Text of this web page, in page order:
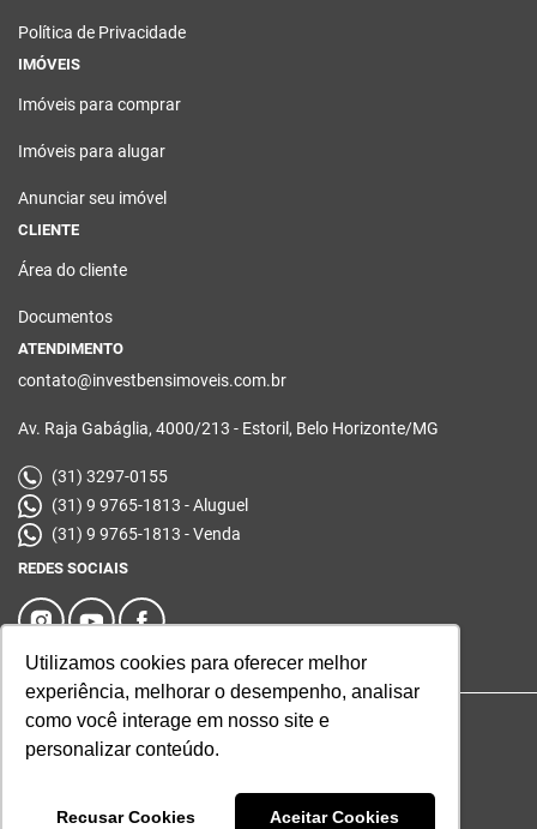
Utilizamos cookies para oferecer melhor
experiência, melhorar o desempenho, analisar
como você interage em nosso site e
personalizar conteúdo.
Recusar Cookies Aceitar Cookies
Política de Privacidade
IMÓVEIS
Imóveis para comprar
Imóveis para alugar
Anunciar seu imóvel
CLIENTE
Área do cliente
Documentos
ATENDIMENTO
contato@investbensimoveis.com.br
Av. Raja Gabáglia, 4000/213 - Estoril, Belo Horizonte/MG
(31) 3297-0155
(31) 9 9765-1813 - Aluguel
(31) 9 9765-1813 - Venda
REDES SOCIAIS
© 2026 | Investbens | Desenvolvido porUniversal Software.